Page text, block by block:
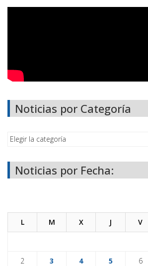
Noticias por Categoría
Noticias por Fecha:
L M X J V
2 3 4 5 6